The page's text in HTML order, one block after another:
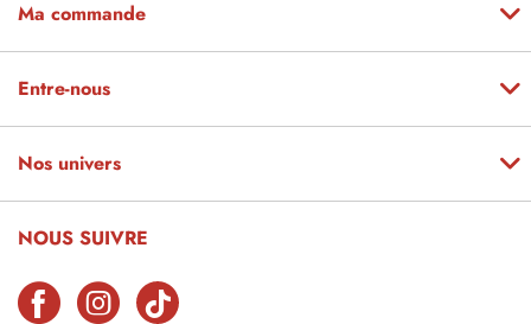
Ma commande
Entre-nous
Nos univers
NOUS SUIVRE